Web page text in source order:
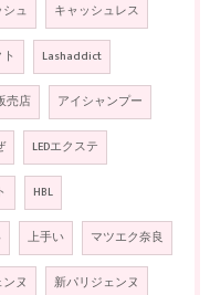
ュ キャッシュレス
Lashaddict
売店 アイシャンプー
LEDエクステ
HBL
上手い マツエク奈良
ヌ 新パリジェンヌ